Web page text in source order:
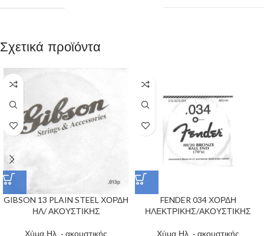
Σχετικά προϊόντα
GIBSON 13 PLAIN STEEL ΧΟΡΔΗ
ΗΛ/ ΑΚΟΥΣΤΙΚΗΣ
FENDER 034 ΧΟΡΔΗ
ΗΛΕΚΤΡΙΚΗΣ/ΑΚΟΥΣΤΙΚΗΣ